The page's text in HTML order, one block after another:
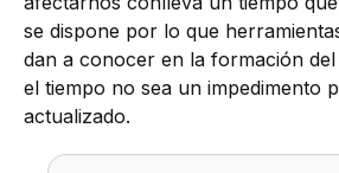
se dispone por lo que
dan a conocer en la formación
el tiempo no sea un impedimento
actualizado.